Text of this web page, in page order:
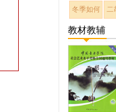
冬季如何 二
教材教辅